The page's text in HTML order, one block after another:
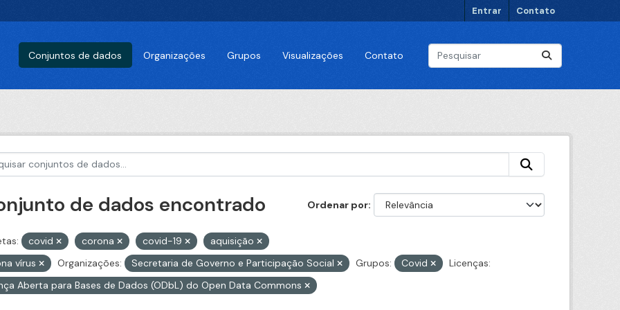
Entrar Contato
Conjuntos de dados Organizações Grupos Visualizações Contato
Ordenar por
de dados encontrado
covid corona covid-19
aquisição
vírus
Organizações: Secretaria de Governo e Participação Social Grupos: Covid
Licenças:
Aberta para Bases de Dados (ODbL) do Open Data Commons